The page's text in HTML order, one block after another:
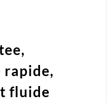
rapide,
fluide